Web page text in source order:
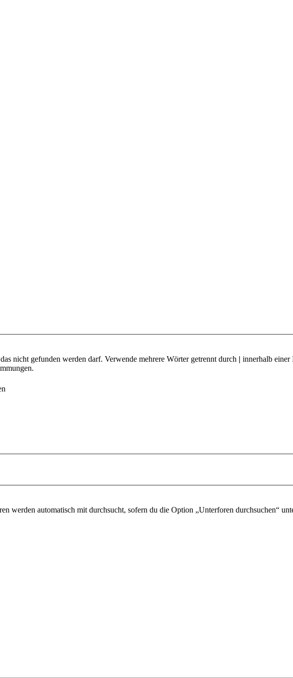
nicht gefunden werden darf. Verwende mehrere Wörter getrennt durch | innerhalb einer
werden automatisch mit durchsucht, sofern du die Option „Unterforen durchsuchen“